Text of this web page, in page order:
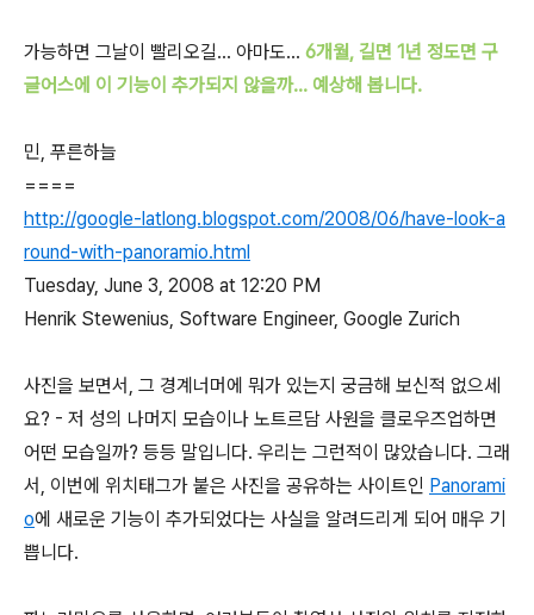
가능하면 그날이 빨리오길... 아마도... 6개월, 길면 1년 정도면 구
글어스에 이 기능이 추가되지 않을까... 예상해 봅니다.
민, 푸른하늘
====
http://google-latlong.blogspot.com/2008/06/have-look-a
round-with-panoramio.html
Tuesday, June 3, 2008 at 12:20 PM
Henrik Stewenius, Software Engineer, Google Zurich
사진을 보면서, 그 경계너머에 뭐가 있는지 궁금해 보신적 없으세
요? - 저 성의 나머지 모습이나 노트르담 사원을 클로우즈업하면
어떤 모습일까? 등등 말입니다. 우리는 그런적이 많았습니다. 그래
서, 이번에 위치태그가 붙은 사진을 공유하는 사이트인 Panorami
o에 새로운 기능이 추가되었다는 사실을 알려드리게 되어 매우 기
쁩니다.